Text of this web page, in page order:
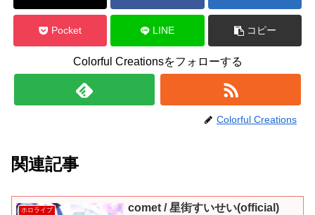
Pocket LINE コピー
Colorful Creationsをフォローする
Colorful Creations
関連記事
ホロライブ comet / 星街すいせい(official)